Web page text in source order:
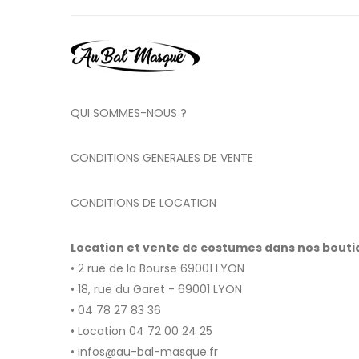
QUI SOMMES-NOUS ?
CONDITIONS GENERALES DE VENTE
CONDITIONS DE LOCATION
Location et vente de costumes dans nos
• 2 rue de la Bourse 69001 LYON
• 18, rue du Garet - 69001 LYON
• 04 78 27 83 36
• Location 04 72 00 24 25
• infos@au-bal-masque.fr